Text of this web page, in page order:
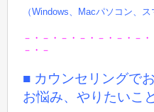
（Windows、Macパソコン、
－・－・－・－・－・－・－
－・－
■ カウンセリングで
お悩み、やりたいこ